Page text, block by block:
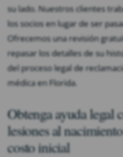
su lado. Nuestros clientes
los socios en lugar de ser
Ofrecemos una revisión
repasar los detalles de su
del proceso legal de
médica en Florida.
Obtenga ayuda legal
lesiones al
costo inicial